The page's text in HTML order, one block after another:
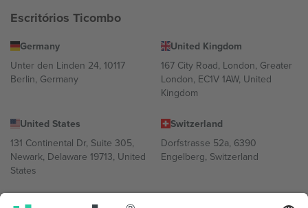
Escritórios Ticombo
Germany
Unter den Linden 24, 10117
Berlin, Germany
United Kingdom
167 City Road, London, Greater
London, EC1V 1AW, United
Kingdom
United States
131 Continental Dr, Suite 305,
Newark, Delaware 19713, United
States
Switzerland
Dorfstrasse 52a, 6390
Engelberg, Switzerland
Bulgaria